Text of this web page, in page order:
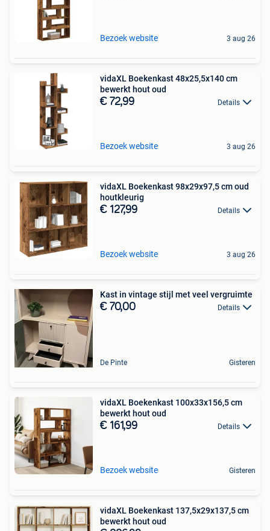
Bezoek website 3 aug 26
vidaXL Boekenkast 48x25,5x140 cm
bewerkt hout oud
€ 72,99 Details
Bezoek website 3 aug 26
vidaXL Boekenkast 98x29x97,5 cm oud
houtkleurig
€ 127,99 Details
Bezoek website 3 aug 26
Kast in vintage stijl met veel vergruimte
€ 70,00 Details
De Pinte Gisteren
vidaXL Boekenkast 100x33x156,5 cm
bewerkt hout oud
€ 161,99 Details
Bezoek website Gisteren
vidaXL Boekenkast 137,5x29x137,5 cm
bewerkt hout oud